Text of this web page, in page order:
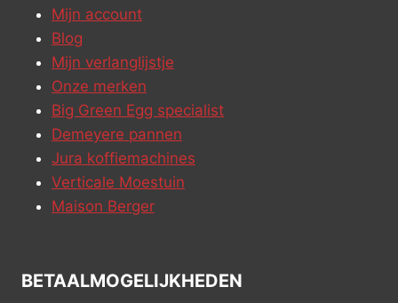
Mijn account
Blog
Mijn verlanglijstje
Onze merken
Big Green Egg specialist
Demeyere pannen
Jura koffiemachines
Verticale Moestuin
Maison Berger
BETAALMOGELIJKHEDEN